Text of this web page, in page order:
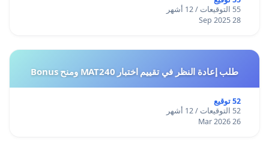
55 التوقيعات / 12 أشهر
28 Sep 2025
طلب إعادة النظر في تقييم اختبار MAT240 ومنح Bonus
52 توقيع
52 التوقيعات / 12 أشهر
26 Mar 2026